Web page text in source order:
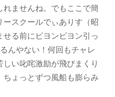
ませんね。でもここで簡
スクールでぃありす（昭
る前にビヨンビヨン引っ
んやない！何回もチャレ
い叱咤激励が飛びまくり
ょっとずつ風船も膨らみ